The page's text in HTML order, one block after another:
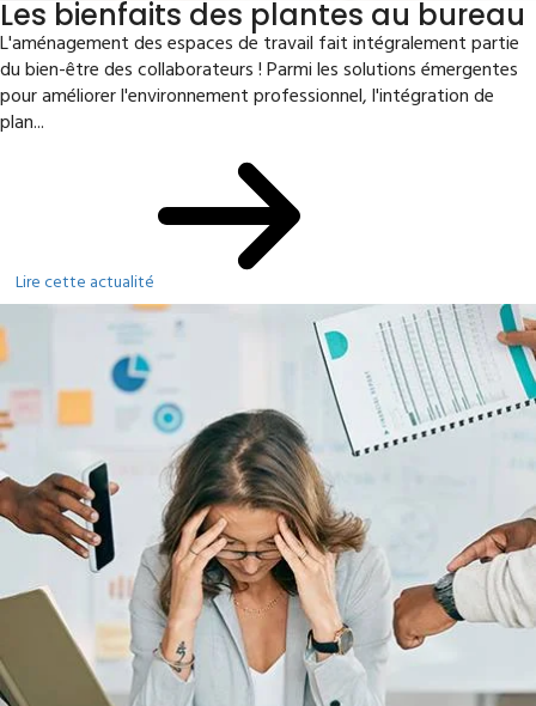
Les bienfaits des plantes au bureau
L'aménagement des espaces de travail fait intégralement partie
du bien-être des collaborateurs ! Parmi les solutions émergentes
pour améliorer l'environnement professionnel, l'intégration de
plan...
Lire cette actualité